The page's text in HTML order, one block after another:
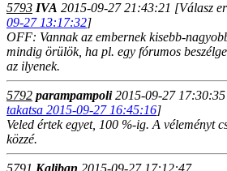
5793 IVA 2015-09-27 21:43:21 [Válasz
09-27 13:17:32]
OFF: Vannak az embernek kisebb-
mindig örülök, ha pl. egy fórumos
az ilyenek.
5792 parampampoli 2015-09-27 17:30:35
takatsa 2015-09-27 16:45:16]
Veled értek egyet, 100 %-ig. A véleményt
közzé.
5791 Kaliban 2015-09-27 17:12:47